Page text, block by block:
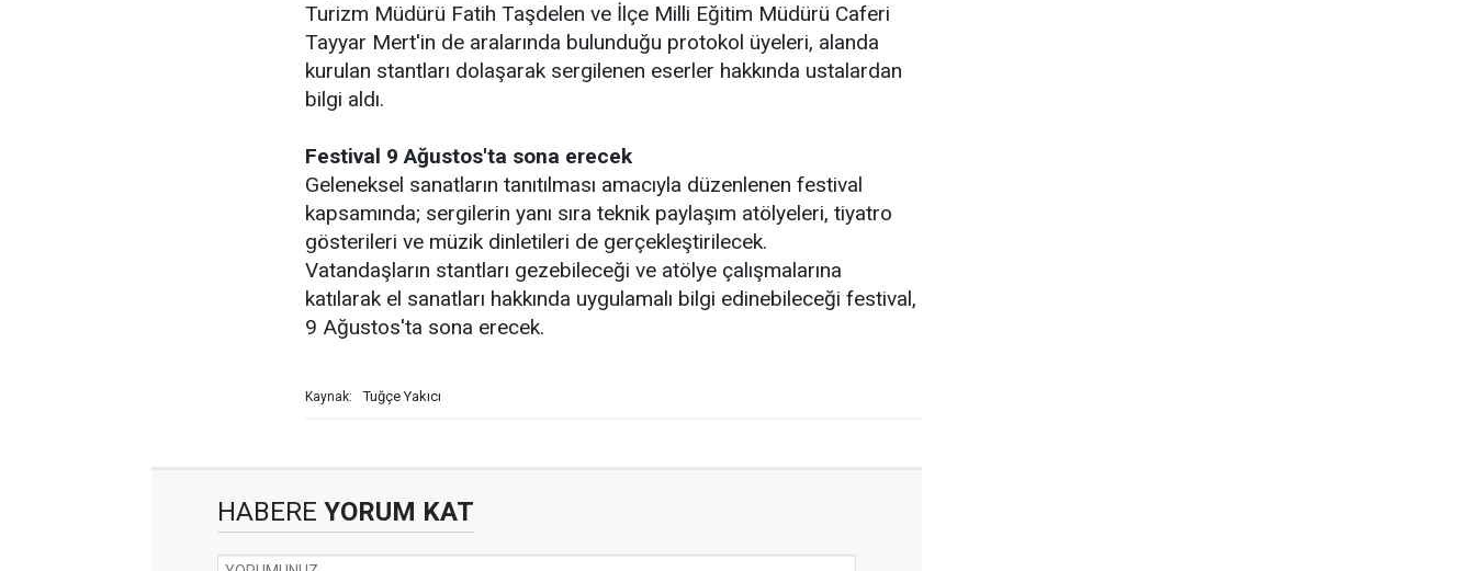
Turizm Müdürü Fatih Taşdelen ve İlçe Milli Eğitim Müdürü Caferi
Tayyar Mert'in de aralarında bulunduğu protokol üyeleri, alanda
kurulan stantları dolaşarak sergilenen eserler hakkında ustalardan
bilgi aldı.
Festival 9 Ağustos'ta sona erecek
Geleneksel sanatların tanıtılması amacıyla düzenlenen festival
kapsamında; sergilerin yanı sıra teknik paylaşım atölyeleri, tiyatro
gösterileri ve müzik dinletileri de gerçekleştirilecek.
Vatandaşların stantları gezebileceği ve atölye çalışmalarına
katılarak el sanatları hakkında uygulamalı bilgi edinebileceği festival,
9 Ağustos'ta sona erecek.
Kaynak: Tuğçe Yakıcı
HABERE YORUM KAT